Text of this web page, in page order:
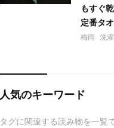
もすぐ
定番タ
梅雨 洗濯
人気のキーワード
タグに関連する読み物を一覧